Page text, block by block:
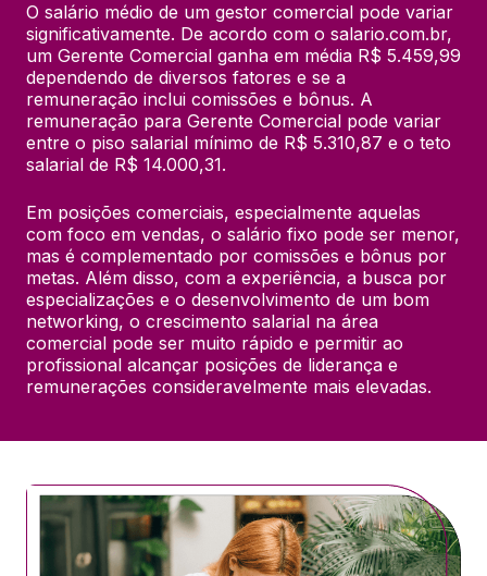
O salário médio de um gestor comercial pode variar
significativamente. De acordo com o salario.com.br,
um Gerente Comercial ganha em média R$ 5.459,99
dependendo de diversos fatores e se a
remuneração inclui comissões e bônus. A
remuneração para Gerente Comercial pode variar
entre o piso salarial mínimo de R$ 5.310,87 e o teto
salarial de R$ 14.000,31.
Em posições comerciais, especialmente aquelas
com foco em vendas, o salário fixo pode ser menor,
mas é complementado por comissões e bônus por
metas. Além disso, com a experiência, a busca por
especializações e o desenvolvimento de um bom
networking, o crescimento salarial na área
comercial pode ser muito rápido e permitir ao
profissional alcançar posições de liderança e
remunerações consideravelmente mais elevadas.